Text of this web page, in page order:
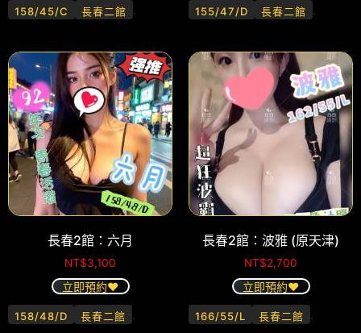
158/45/C 長春二館 . 155/47/D 長春二館 .
長春2館：六月
NT$3,100
立即預約❤️
158/48/D 長春二館 .
長春2館：波雅 (原天津)
NT$2,700
立即預約❤️
166/55/L 長春二館 .